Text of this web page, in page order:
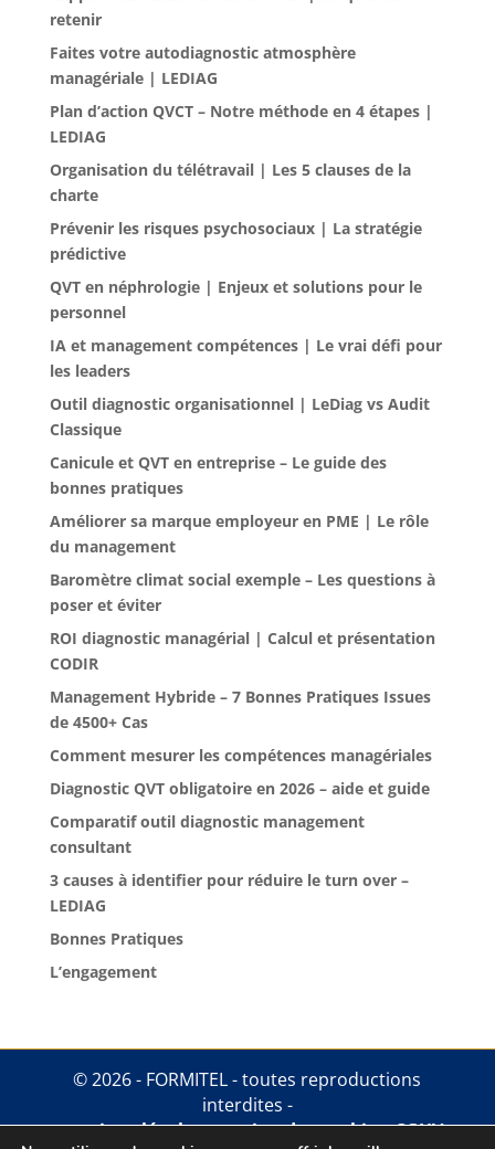
retenir
Faites votre autodiagnostic atmosphère
managériale | LEDIAG
Plan d’action QVCT – Notre méthode en 4 étapes |
LEDIAG
Organisation du télétravail | Les 5 clauses de la
charte
Prévenir les risques psychosociaux | La stratégie
prédictive
QVT en néphrologie | Enjeux et solutions pour le
personnel
IA et management compétences | Le vrai défi pour
les leaders
Outil diagnostic organisationnel | LeDiag vs Audit
Classique
Canicule et QVT en entreprise – Le guide des
bonnes pratiques
Améliorer sa marque employeur en PME | Le rôle
du management
Baromètre climat social exemple – Les questions à
poser et éviter
ROI diagnostic managérial | Calcul et présentation
CODIR
Management Hybride – 7 Bonnes Pratiques Issues
de 4500+ Cas
Comment mesurer les compétences managériales
Diagnostic QVT obligatoire en 2026 – aide et guide
Comparatif outil diagnostic management
consultant
3 causes à identifier pour réduire le turn over –
LEDIAG
Bonnes Pratiques
L’engagement
© 2026 - FORMITEL - toutes reproductions
interdites -
mentions légales.gestion des cookies.CGUV